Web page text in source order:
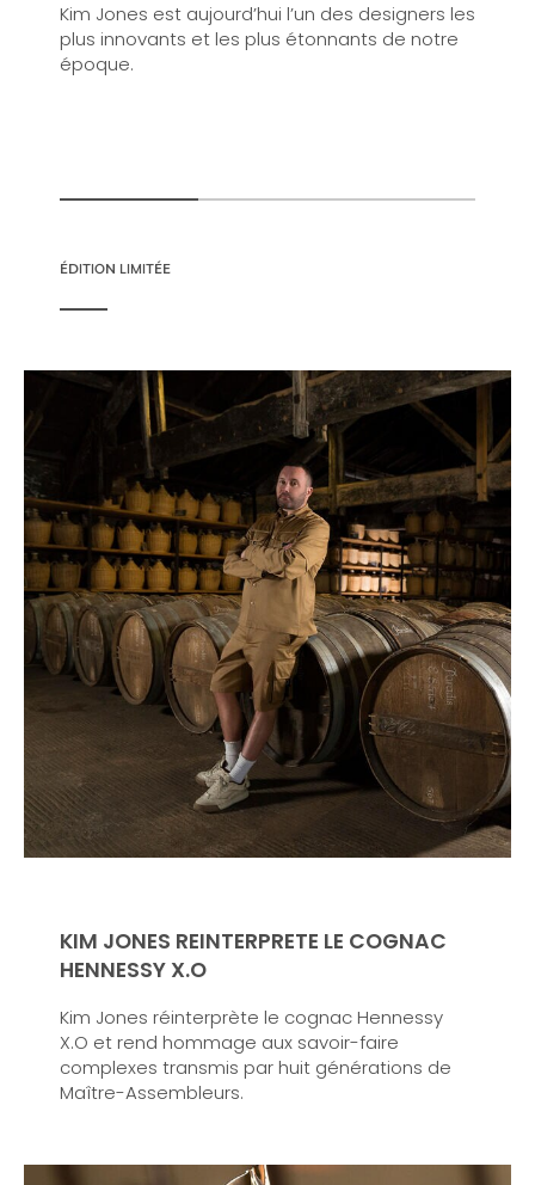
Kim Jones est aujourd’hui l’un des designers les
plus innovants et les plus étonnants de notre
époque.
ÉDITION LIMITÉE
KIM JONES REINTERPRETE LE COGNAC
HENNESSY X.O
Kim Jones réinterprète le cognac Hennessy
X.O et rend hommage aux savoir-faire
complexes transmis par huit générations de
Maître-Assembleurs.